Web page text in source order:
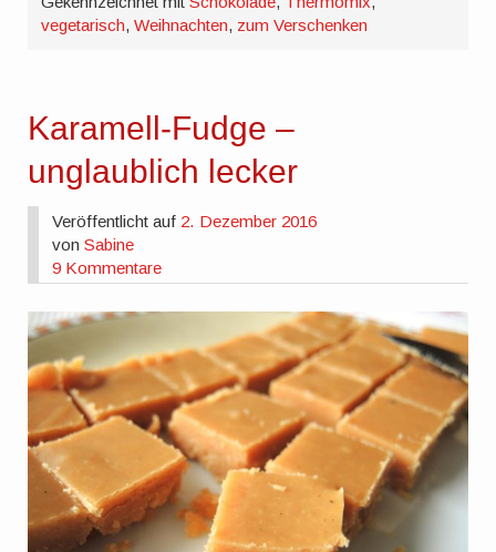
vegetarisch,Weihnachten, zum Verschenken
Karamell-Fudge –
unglaublich lecker
Veröffentlicht auf 2. Dezember 2016
vonSabine
9 Kommentare